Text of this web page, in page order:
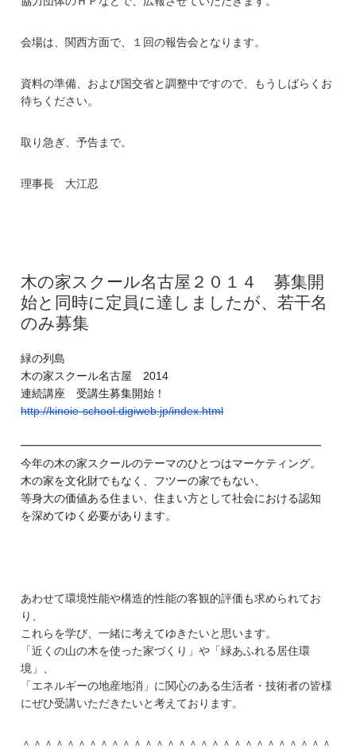
会場は、関西方面で、１回の報告会となります。
資料の準備、および国交省と調整中ですので、もうしばらくお
待ちください。
取り急ぎ、予告まで。
理事長 大江忍
木の家スクール名古屋２０１４ 募集開
始と同時に定員に達しましたが、若干名
のみ募集
緑の列島
木の家スクール名古屋 2014
連続講座 受講生募集開始！
http://kinoie-school.digiweb.jp/index.html
━━━━━━━━━━━━━━━━━━━━━━━━━━━
今年の木の家スクールのテーマのひとつはマーケティング。
木の家を文化財でもなく、フツーの家でもない、
等身大の価値ある住まい、住まい方として社会における認知
を深めてゆく必要があります。
あわせて環境性能や構造的性能の客観的評価も求められてお
り、
これらを学び、一緒に考えてゆきたいと思います。
「近くの山の木を使った家づくり」や「緑あふれる居住環
境」、
「エネルギーの地産地消」に関心のある生活者・技術者の皆様
にぜひ受講いただきたいと考えております。
＾＾＾＾＾＾＾＾＾＾＾＾＾＾＾＾＾＾＾＾＾＾＾＾＾＾＾＾